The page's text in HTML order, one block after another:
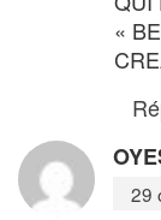
«
29